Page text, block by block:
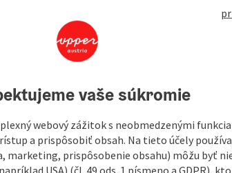
vaše súkromie
webový zážitok s neobmedzenými
a prispôsobiť obsah. Na tieto účely
marketing, prispôsobenie obsahu) môžu byť
USA) (čl. 49 ods. 1 písmeno a GDPR),